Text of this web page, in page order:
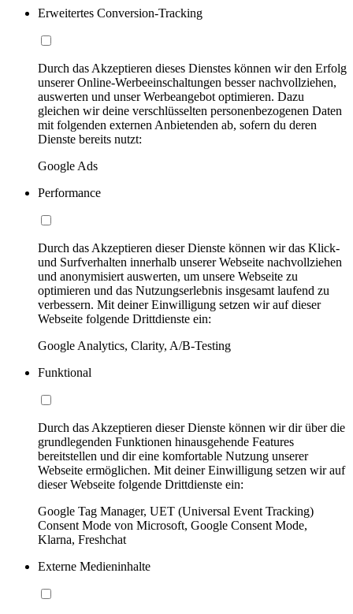
Erweitertes Conversion-Tracking
Durch das Akzeptieren dieses Dienstes können wir den Erfolg
unserer Online-Werbeeinschaltungen besser nachvollziehen,
auswerten und unser Werbeangebot optimieren. Dazu
gleichen wir deine verschlüsselten personenbezogenen Daten
mit folgenden externen Anbietenden ab, sofern du deren
Dienste bereits nutzt:
Google Ads
Performance
Durch das Akzeptieren dieser Dienste können wir das Klick-
und Surfverhalten innerhalb unserer Webseite nachvollziehen
und anonymisiert auswerten, um unsere Webseite zu
optimieren und das Nutzungserlebnis insgesamt laufend zu
verbessern. Mit deiner Einwilligung setzen wir auf dieser
Webseite folgende Drittdienste ein:
Google Analytics, Clarity, A/B-Testing
Funktional
Durch das Akzeptieren dieser Dienste können wir dir über die
grundlegenden Funktionen hinausgehende Features
bereitstellen und dir eine komfortable Nutzung unserer
Webseite ermöglichen. Mit deiner Einwilligung setzen wir auf
dieser Webseite folgende Drittdienste ein:
Google Tag Manager, UET (Universal Event Tracking)
Consent Mode von Microsoft, Google Consent Mode,
Klarna, Freshchat
Externe Medieninhalte